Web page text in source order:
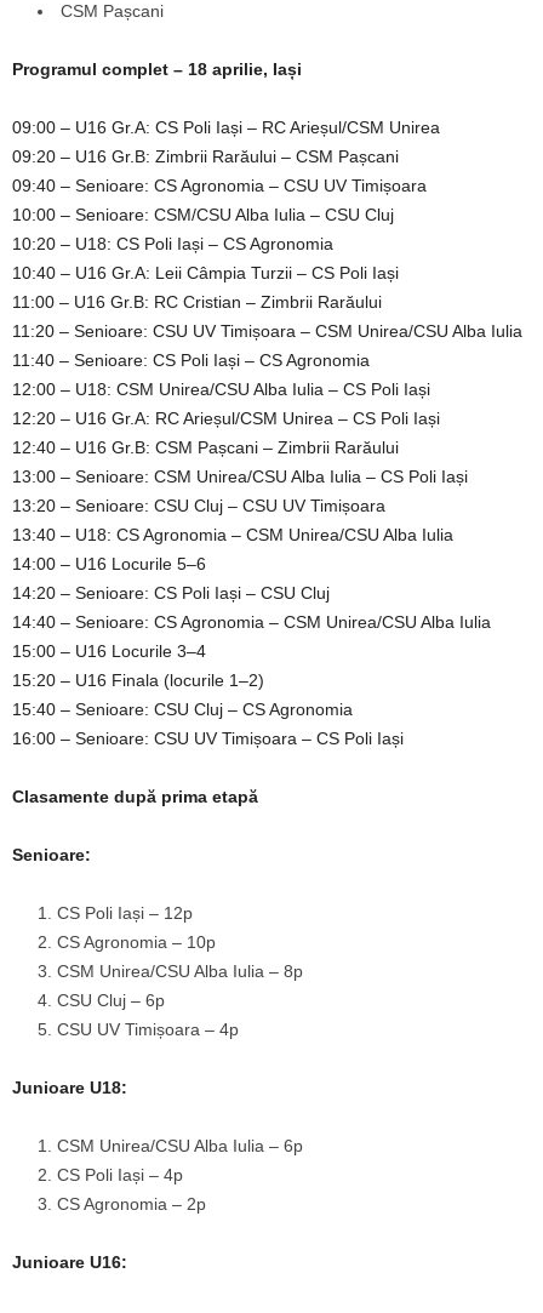
CSM Pașcani
Programul complet – 18 aprilie, Iași
09:00 – U16 Gr.A: CS Poli Iași – RC Arieșul/CSM Unirea
09:20 – U16 Gr.B: Zimbrii Rarăului – CSM Pașcani
09:40 – Senioare: CS Agronomia – CSU UV Timișoara
10:00 – Senioare: CSM/CSU Alba Iulia – CSU Cluj
10:20 – U18: CS Poli Iași – CS Agronomia
10:40 – U16 Gr.A: Leii Câmpia Turzii – CS Poli Iași
11:00 – U16 Gr.B: RC Cristian – Zimbrii Rarăului
11:20 – Senioare: CSU UV Timișoara – CSM Unirea/CSU Alba Iulia
11:40 – Senioare: CS Poli Iași – CS Agronomia
12:00 – U18: CSM Unirea/CSU Alba Iulia – CS Poli Iași
12:20 – U16 Gr.A: RC Arieșul/CSM Unirea – CS Poli Iași
12:40 – U16 Gr.B: CSM Pașcani – Zimbrii Rarăului
13:00 – Senioare: CSM Unirea/CSU Alba Iulia – CS Poli Iași
13:20 – Senioare: CSU Cluj – CSU UV Timișoara
13:40 – U18: CS Agronomia – CSM Unirea/CSU Alba Iulia
14:00 – U16 Locurile 5–6
14:20 – Senioare: CS Poli Iași – CSU Cluj
14:40 – Senioare: CS Agronomia – CSM Unirea/CSU Alba Iulia
15:00 – U16 Locurile 3–4
15:20 – U16 Finala (locurile 1–2)
15:40 – Senioare: CSU Cluj – CS Agronomia
16:00 – Senioare: CSU UV Timișoara – CS Poli Iași
Clasamente după prima etapă
Senioare:
CS Poli Iași – 12p
CS Agronomia – 10p
CSM Unirea/CSU Alba Iulia – 8p
CSU Cluj – 6p
CSU UV Timișoara – 4p
Junioare U18:
CSM Unirea/CSU Alba Iulia – 6p
CS Poli Iași – 4p
CS Agronomia – 2p
Junioare U16: